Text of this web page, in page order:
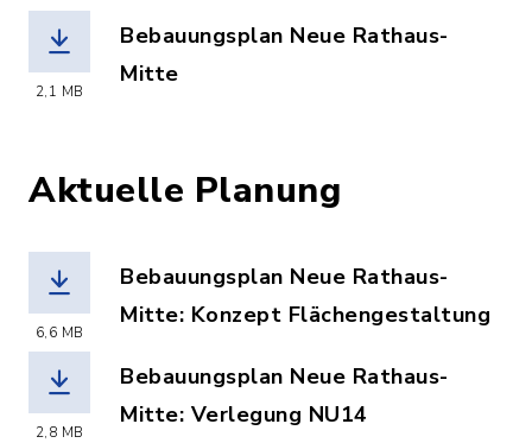
2,1 MB
Bebauungsplan Neue Rathaus-
Mitte
Aktuelle Planung
6,6 MB
Bebauungsplan Neue Rathaus-
Mitte: Konzept Flächengestaltung
2,8 MB
Bebauungsplan Neue Rathaus-
Mitte: Verlegung NU14